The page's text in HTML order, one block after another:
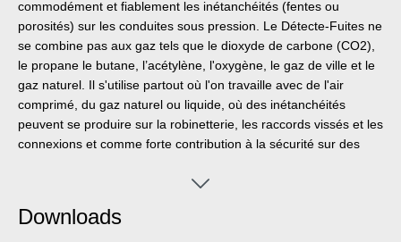
commodément et fiablement les inétanchéités (fentes ou
porosités) sur les conduites sous pression. Le Détecte-Fuites ne
se combine pas aux gaz tels que le dioxyde de carbone (CO2),
le propane le butane, l’acétylène, l'oxygène, le gaz de ville et le
gaz naturel. Il s'utilise partout où l'on travaille avec de l'air
comprimé, du gaz naturel ou liquide, où des inétanchéités
peuvent se produire sur la robinetterie, les raccords vissés et les
connexions et comme forte contribution à la sécurité sur des
Downloads